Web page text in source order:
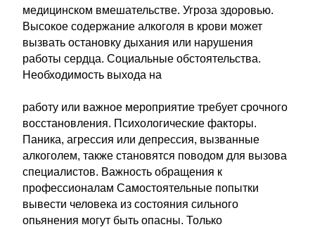
медицинском вмешательстве. Угроза здоровью.
Высокое содержание алкоголя в крови может
вызвать остановку дыхания или нарушения
работы сердца. Социальные обстоятельства.
Необходимость выхода на
работу или важное мероприятие требует срочного
восстановления. Психологические факторы.
Паника, агрессия или депрессия, вызванные
алкоголем, также становятся поводом для вызова
специалистов. Важность обращения к
профессионалам Самостоятельные попытки
вывести человека из состояния сильного
опьянения могут быть опасны. Только